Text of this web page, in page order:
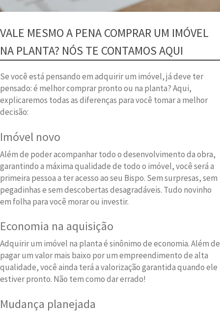
VALE MESMO A PENA COMPRAR UM IMÓVEL
NA PLANTA? NÓS TE CONTAMOS AQUI
Se você está pensando em adquirir um imóvel, já deve ter
pensado: é melhor comprar pronto ou na planta? Aqui,
explicaremos todas as diferenças para você tomar a melhor
decisão:
Imóvel novo
Além de poder acompanhar todo o desenvolvimento da obra,
garantindo a máxima qualidade de todo o imóvel, você será a
primeira pessoa a ter acesso ao seu Bispo. Sem surpresas, sem
pegadinhas e sem descobertas desagradáveis. Tudo novinho
em folha para você morar ou investir.
Economia na aquisição
Adquirir um imóvel na planta é sinônimo de economia. Além de
pagar um valor mais baixo por um empreendimento de alta
qualidade, você ainda terá a valorização garantida quando ele
estiver pronto. Não tem como dar errado!
Mudança planejada